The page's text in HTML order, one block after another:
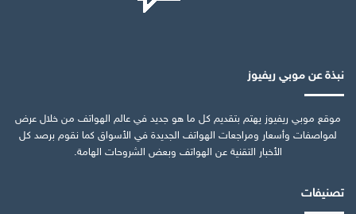
نبذة عن موبي ريفيوز
موقع موبي ريفيوز يهتم بتقديم كل ما هو جديد في عالم الهواتف من خلال عرض
لمواصفات وأسعار ومراجعات الهواتف الجديدة في الأسواق كما نقوم برصد كل
الأخبار التقنية عن الهواتف وبعض الشروحات الهامة.
تصنيفات